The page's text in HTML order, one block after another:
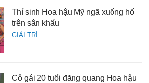
GIẢI TRÍ
Thí sinh Hoa hậu Mỹ ngã xuống hố
trên sân khấu
Cô gái 20 tuổi đăng quang Hoa hậu